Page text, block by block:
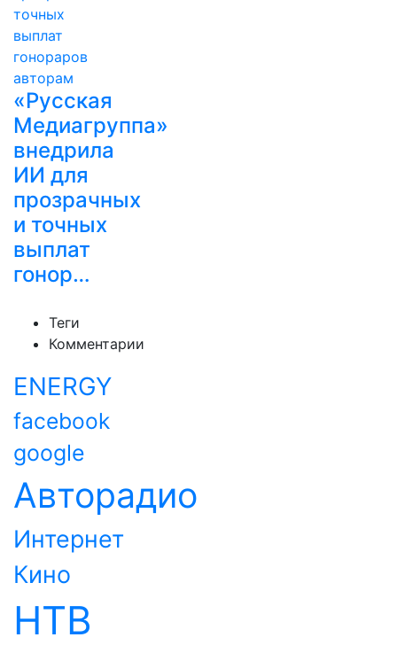
«Русская
Медиагруппа»
внедрила
ИИ для
прозрачных
и точных
выплат
гонор…
Теги
Комментарии
ENERGY
facebook
google
Авторадио
Интернет
Кино
НТВ